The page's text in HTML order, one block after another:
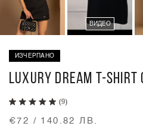
ВИДЕО
ИЗЧЕРПАНО
LUXURY DREAM T-
(9)
€72 / 140.82 ЛВ.